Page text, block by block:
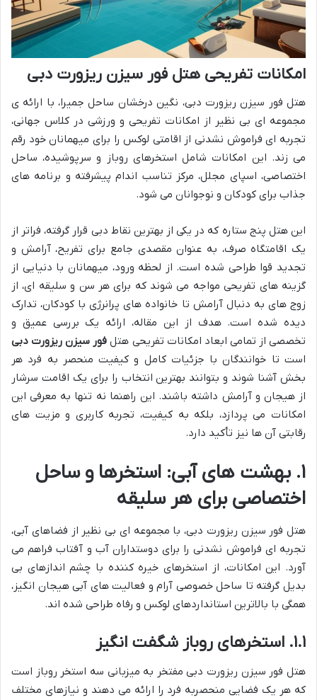
امکانات تفریحی هتل فور سیزن ریزورت دبی
هتل فور سیزن ریزورت دبی، نگین درخشان ساحل جمیرا، با ارائه ی
مجموعه ای بی نظیر از امکانات تفریحی و ورزشی در کلاس جهانی،
تجربه ای فراموش نشدنی از اقامتی لوکس را برای میهمانان خود رقم
می زند. این امکانات شامل استخرهای روباز و سرپوشیده، ساحل
اختصاصی، اسپای مجلل، مرکز تناسب اندام پیشرفته و برنامه های
جذاب برای کودکان و نوجوانان می شود.
این هتل پنج ستاره که در یکی از بهترین نقاط دبی قرار گرفته، فراتر از
یک اقامتگاه صرف، به عنوان مقصدی جامع برای تفریح، آرامش و
تجدید قوا طراحی شده است. از لحظه ورود، میهمانان با دنیایی از
گزینه های تفریحی مواجه می شوند که برای هر سن و سلیقه ای، از
زوج های به دنبال آرامش تا خانواده های پرانرژی با کودکان، تدارک
دیده شده است. هدف از این مقاله، ارائه یک بررسی عمیق و
تخصصی از تمامی ابعاد امکانات تفریحی هتل فور سیزن ریزورت دبی
است تا خوانندگان با جزئیات کامل و کیفیت منحصر به فرد هر
بخش آشنا شوند و بتوانند بهترین انتخاب را برای یک اقامت سرشار
از هیجان و آرامش داشته باشند. این راهنما نه تنها به معرفی این
امکانات می پردازد، بلکه به کیفیت، تجربه کاربری و مزیت های
رقابتی آن ها نیز تأکید دارد.
۱. بهشت های آبی: استخرها و ساحل
اختصاصی برای هر سلیقه
هتل فور سیزن ریزورت دبی، با مجموعه ای بی نظیر از فضاهای آبی،
تجربه ای فراموش نشدنی را برای دوستداران آب و آفتاب فراهم می
آورد. این امکانات، از استخرهای خیره کننده با چشم اندازهای بی
بدیل گرفته تا ساحل خصوصی آرام و فعالیت های آبی هیجان انگیز،
همگی با بالاترین استانداردهای لوکس و رفاه طراحی شده اند.
۱.۱. استخرهای روباز شگفت انگیز
هتل فور سیزن ریزورت دبی مفتخر به میزبانی سه استخر روباز است
که هر یک فضایی منحصربه فرد را ارائه می دهند و نیازهای مختلف